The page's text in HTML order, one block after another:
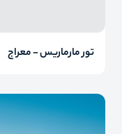
تور مارماریس - معراج